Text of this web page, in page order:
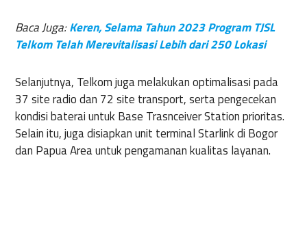
Baca Juga:Keren, Selama Tahun 2023 Program TJSL
Telkom Telah Merevitalisasi Lebih dari 250 Lokasi
Selanjutnya, Telkom juga melakukan optimalisasi pada
37 site radio dan 72 site transport, serta pengecekan
kondisi baterai untuk Base Trasnceiver Station prioritas.
Selain itu, juga disiapkan unit terminal Starlink di Bogor
dan Papua Area untuk pengamanan kualitas layanan.